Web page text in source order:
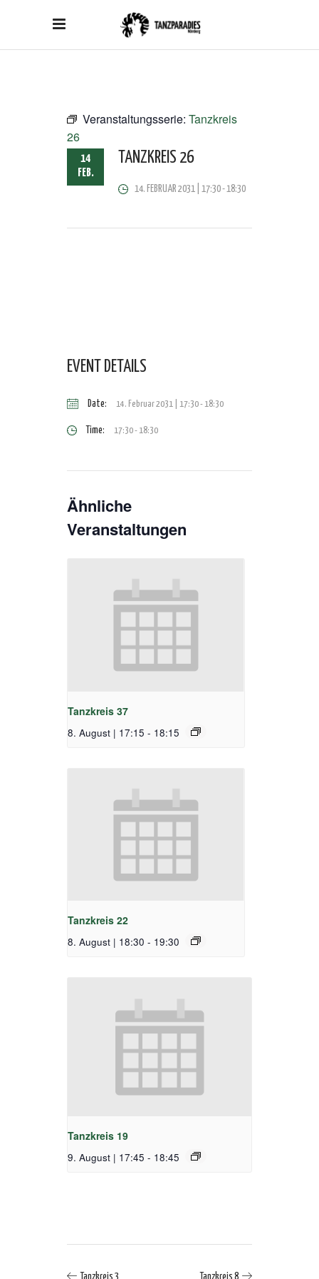
Veranstaltungsserie: Tanzkreis
26
14
FEB.
TANZKREIS 26
14. FEBRUAR 2031 | 17:30-18:30
EVENT DETAILS
Date: 14. Februar 2031 | 17:30-18:30
Time: 17:30 - 18:30
Ähnliche
Veranstaltungen
Tanzkreis 37
8. August | 17:15 - 18:15
Tanzkreis 22
8. August | 18:30 - 19:30
Tanzkreis 19
9. August | 17:45 - 18:45
Tanzkreis 3 Tanzkreis 8